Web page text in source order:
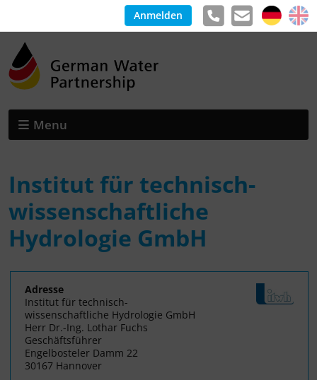
Anmelden
Menu
Institut für technisch-
wissenschaftliche
Hydrologie GmbH
Adresse
Institut für technisch-
wissenschaftliche Hydrologie GmbH
Herr Dr.-Ing. Lothar Fuchs
Geschäftsführer
Engelbosteler Damm 22
30167 Hannover